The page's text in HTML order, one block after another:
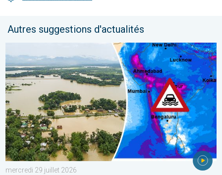
Autres suggestions d'actualités
L'Asie en proie à de graves inondations. Mousson
mercredi 29 juillet 2026